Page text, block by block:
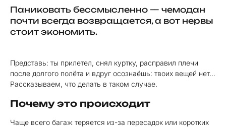
Паниковать бессмысленно — чемодан
почти всегда возвращается, а вот нервы
стоит экономить.
Представь: ты прилетел, снял куртку, расправил плечи
после долгого полёта и вдруг осознаёшь: твоих вещей нет…
Рассказываем, что делать в таком случае.
Почему это происходит
Чаще всего багаж теряется из-за пересадок или коротких